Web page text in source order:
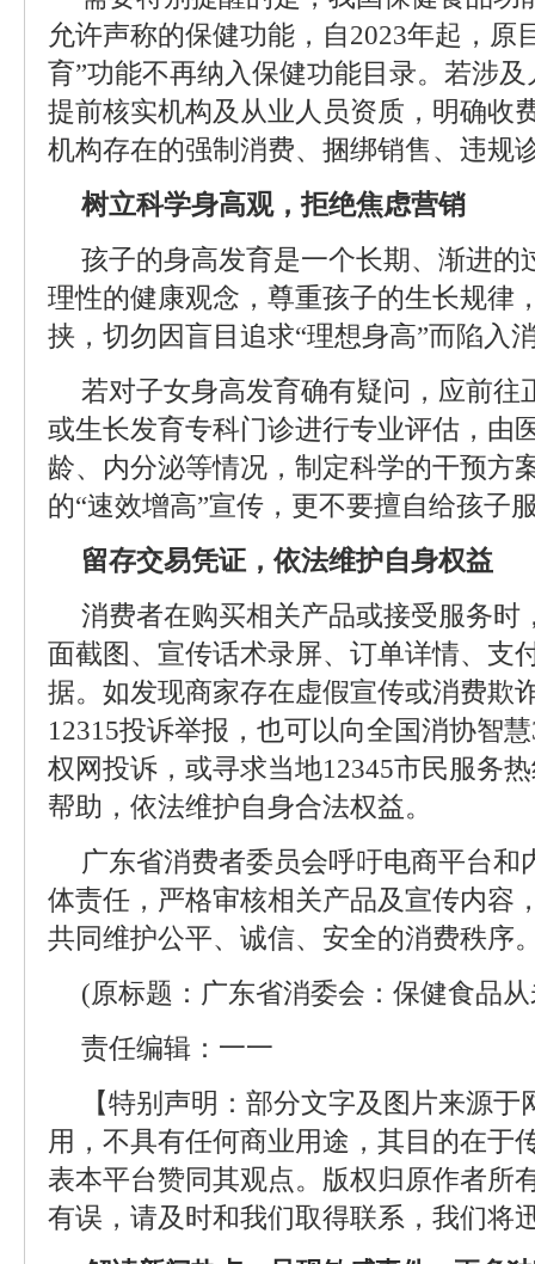
允许声称的保健功能，自2023年起，原
育”功能不再纳入保健功能目录。若涉
提前核实机构及从业人员资质，明确收
机构存在的强制消费、捆绑销售、违规
树立科学身高观，拒绝焦虑营销
孩子的身高发育是一个长期、渐进的
理性的健康观念，尊重孩子的生长规律
挟，切勿因盲目追求“理想身高”而陷入
若对子女身高发育确有疑问，应前往
或生长发育专科门诊进行专业评估，由
龄、内分泌等情况，制定科学的干预方
的“速效增高”宣传，更不要擅自给孩子
留存交易凭证，依法维护自身权益
消费者在购买相关产品或接受服务时
面截图、宣传话术录屏、订单详情、支
据。如发现商家存在虚假宣传或消费欺
12315投诉举报，也可以向全国消协智
权网投诉，或寻求当地12345市民服务
帮助，依法维护自身合法权益。
广东省消费者委员会呼吁电商平台和
体责任，严格审核相关产品及宣传内容
共同维护公平、诚信、安全的消费秩序
(原标题：广东省消委会：保健食品
责任编辑：一一
【特别声明：部分文字及图片来源
用，不具有任何商业用途，其目的在于
表本平台赞同其观点。版权归原作者所
有误，请及时和我们取得联系，我们将